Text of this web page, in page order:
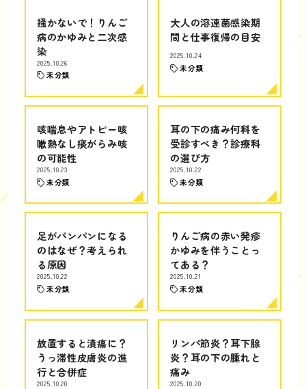
掻かないで！りんご
病のかゆみと二次感
染
2025.10.26
未分類
大人の溶連菌感染期
間と仕事復帰の目安
2025.10.24
未分類
咳喘息やアトピー咳
嗽熱なし痰がらみ咳
の可能性
2025.10.23
未分類
耳の下の痛み何科を
受診すべき？診療科
の選び方
2025.10.22
未分類
足がパンパンになる
のはなぜ？考えられ
る原因
2025.10.22
未分類
りんご病の赤い発疹
かゆみを伴うことっ
てある？
2025.10.21
未分類
放置すると潰瘍に？
うっ滞性皮膚炎の進
行と合併症
2025.10.20
リンパ節炎？耳下腺
炎？耳の下の腫れと
痛み
2025.10.20